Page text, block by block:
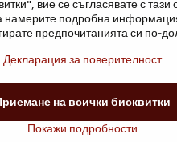
са красиво допълнение
за чиста вода и
от висококачествени
или любители на
вие се съгласявате с тази
намерите подробна
предпочитанията си по-
Декларация за поверителност
Покажи подробности
на всички бисквитки